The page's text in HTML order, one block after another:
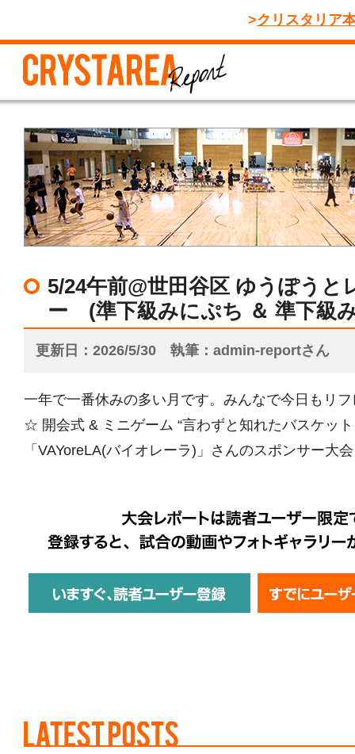
クリスタリア
5/24午前@世田谷区 ゆうぽうと
ー (準下級みにぷち ＆ 準下級
更新日 2026/5/30 執筆 admin-reportさん
一年で一番休みの多い月です。みんなで今日もリ
☆ 開会式 & ミニゲーム “言わずと知れたバスケッ
「VAYoreLA(バイオレーラ)」さんのスポンサー大